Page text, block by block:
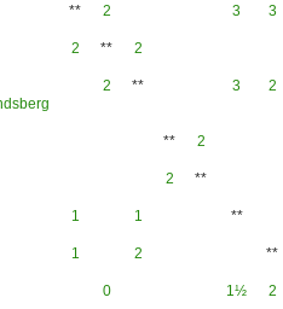
** 2 3 3
2 ** 2
2 ** 3 2
** 2
2 **
1 1 **
1 2 **
0 1½ 2